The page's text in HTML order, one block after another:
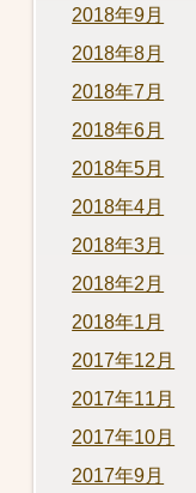
2018年9月
2018年8月
2018年7月
2018年6月
2018年5月
2018年4月
2018年3月
2018年2月
2018年1月
2017年12月
2017年11月
2017年10月
2017年9月